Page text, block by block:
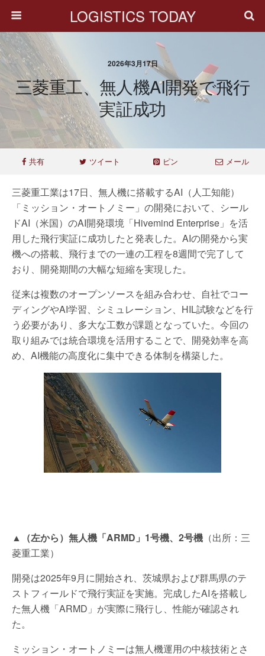
LOGISTICS TODAY
2026年3月17日
三菱重工、無人機AI開発で飛行
実証成功
共有 ツイート ピン メール
三菱重工業は17日、無人機に搭載するAI（人工知能）
「ミッション・オートノミー」の開発において、シール
ドAI（米国）のAI開発環境「Hivemind Enterprise」を活
用した飛行実証に成功したと発表した。AIの開発から実
機への搭載、飛行までの一連の工程を8週間で完了して
おり、開発期間の大幅な短縮を実現した。
従来は複数のオープンソースを組み合わせ、自社でコー
ディングやAI学習、シミュレーション、HIL試験などを行
う必要があり、多大な工数が課題となっていた。今回の
取り組みでは統合環境を活用することで、開発効率を高
め、AI機能の高度化に集中できる体制を構築した。
▲（左から）無人機「ARMD」1号機、2号機 （出所：三
菱重工業）
開発は2025年9月に開始され、茨城県および群馬県のテ
ストフィールドで飛行実証を実施。完成したAIを搭載し
た無人機「ARMD」が実際に飛行し、性能が確認され
た。
ミッション・オートノミーは無人機運用の中核技術とさ